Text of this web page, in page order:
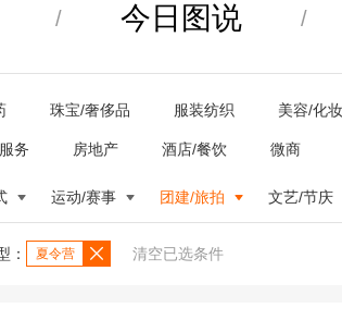
/ 今日图说 /
珠宝/奢侈品 服装纺织 美容/化
务 房地产 酒店/餐饮 微商
运动/赛事 团建/旅拍 文艺/节庆
： 夏令营 清空已选条件